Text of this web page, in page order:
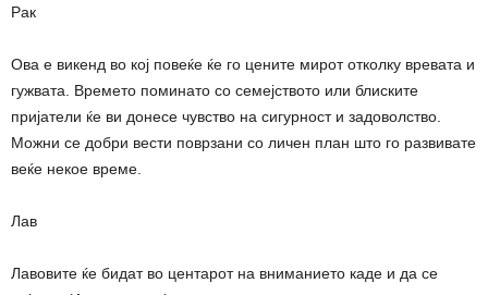
Рак
Ова е викенд во кој повеќе ќе го цените мирот отколку вревата и
гужвата. Времето поминато со семејството или блиските
пријатели ќе ви донесе чувство на сигурност и задоволство.
Можни се добри вести поврзани со личен план што го развивате
веќе некое време.
Лав
Лавовите ќе бидат во центарот на вниманието каде и да се